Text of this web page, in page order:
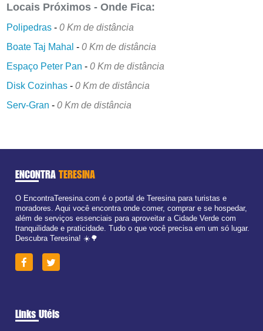
Locais Próximos - Onde Fica:
Polipedras -0 Km de distância
Boate Taj Mahal -0 Km de distância
Espaço Peter Pan -0 Km de distância
Disk Cozinhas -0 Km de distância
Serv-Gran -0 Km de distância
ENCONTRA TERESINA
O EncontraTeresina.com é o portal de Teresina para turistas e
moradores. Aqui você encontra onde comer, comprar e se hospedar,
além de serviços essenciais para aproveitar a Cidade Verde com
tranquilidade e praticidade. Tudo o que você precisa em um só lugar.
Descubra Teresina! ☀️🌳
Links Utéis